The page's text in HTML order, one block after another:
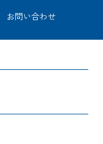
お問い合わせ